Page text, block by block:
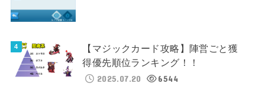
【マジックカード攻略】陣営ごと獲
得優先順位ランキング！！
2025.07.20
6544